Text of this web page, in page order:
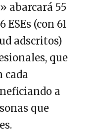
abarcará 55
(con 61
adscritos)
que
cada
a
que